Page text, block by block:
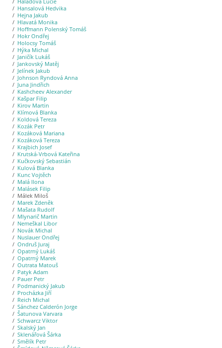
Haladová Lucie
Hansalová Hedvika
Hejna Jakub
Hlavatá Monika
Hoffmann Polenský Tomáš
Hokr Ondřej
Holocsy Tomáš
Hýka Michal
Janičík Lukáš
Jankovský Matěj
Jelínek Jakub
Johnson Ryndová Anna
Juna Jindřich
Kashcheev Alexander
Kašpar Filip
Kirov Martin
Klímová Blanka
Koldová Tereza
Kozák Petr
Kozáková Mariana
Kozáková Tereza
Krajbich Josef
Krutská-Vrbová Kateřina
Kučkovský Sebastián
Kulová Blanka
Kunc Vojtěch
Malá Ilona
Malásek Filip
Málek Miloš
Marek Zdeněk
Mašata Rudolf
Mlynarič Martin
Nemeškal Libor
Novák Michal
Nuslauer Ondřej
Ondruš Juraj
Opatrný Lukáš
Opatrný Marek
Outrata Matouš
Patyk Adam
Pauer Petr
Podmanický Jakub
Procházka Jiří
Reich Michal
Sánchez Calderón Jorge
Šatunova Varvara
Schwarcz Viktor
Skalský Jan
Sklenářová Šárka
Smělík Petr